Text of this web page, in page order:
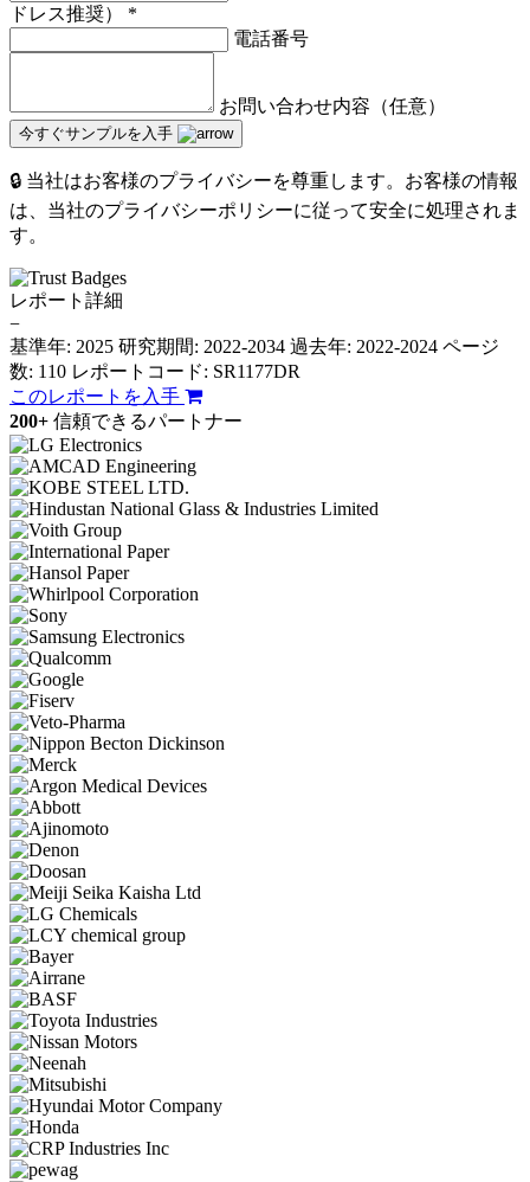
ドレス推奨） *
電話番号
お問い合わせ内容（任意）
今すぐサンプルを入手
🔒 当社はお客様のプライバシーを尊重します。お客様の情報
は、当社のプライバシーポリシーに従って安全に処理されま
す。
レポート詳細
−
基準年: 2025 研究期間: 2022-2034 過去年: 2022-2024 ページ
数: 110 レポートコード: SR1177DR
このレポートを入手
200+ 信頼できるパートナー